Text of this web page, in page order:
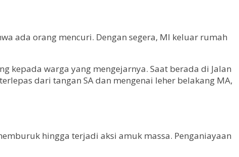
ada orang mencuri. Dengan segera, MI keluar rumah
kepada warga yang mengejarnya. Saat berada di Jalan
dari tangan SA dan mengenai leher belakang MA,
hingga terjadi aksi amuk massa. Penganiayaan